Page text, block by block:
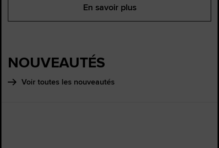
En savoir plus
NOUVEAUTÉS
Voir toutes les nouveautés